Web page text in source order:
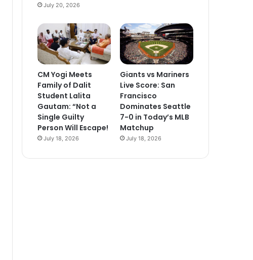
July 20, 2026
CM Yogi Meets
Family of Dalit
Student Lalita
Gautam: “Not a
Single Guilty
Person Will Escape!
July 18, 2026
Giants vs Mariners
Live Score: San
Francisco
Dominates Seattle
7-0 in Today’s MLB
Matchup
July 18, 2026